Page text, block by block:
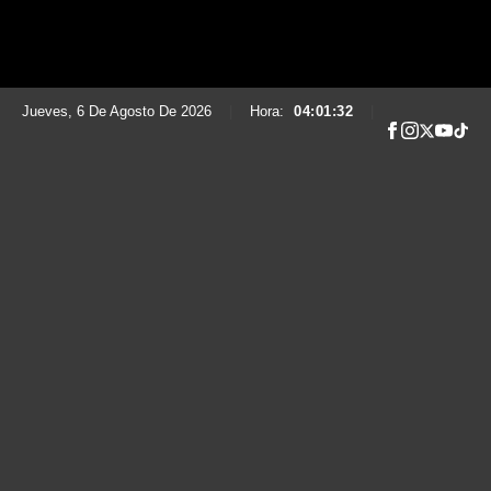
Jueves, 6 De Agosto De 2026 Hora: 04:01:33